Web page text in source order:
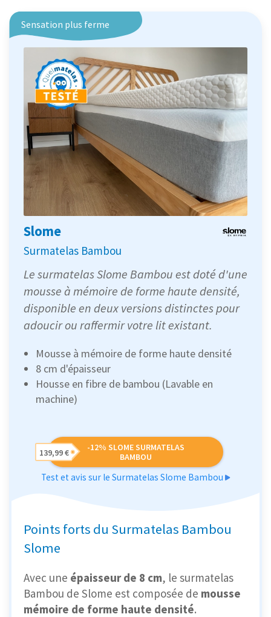
Sensation plus ferme
Slome
Surmatelas Bambou
Le surmatelas Slome Bambou est doté d'une
mousse à mémoire de forme haute densité,
disponible en deux versions distinctes pour
adoucir ou raffermir votre lit existant.
Mousse à mémoire de forme haute densité
8 cm d'épaisseur
Housse en fibre de bambou (Lavable en
machine)
-12% SLOME SURMATELAS
BAMBOU
139,99 €
Test et avis sur le Surmatelas Slome Bambou
Points forts du Surmatelas Bambou
Slome
Avec une épaisseur de 8 cm, le surmatelas
Bambou de Slome est composée de mousse
mémoire de forme haute densité.